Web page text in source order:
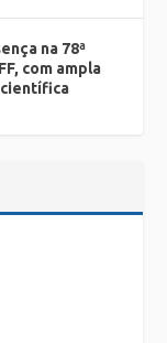
na 78ª
com ampla